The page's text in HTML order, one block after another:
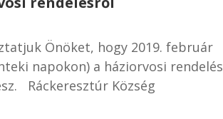
Önöket, hogy 2019. február
napokon) a háziorvosi rendelés
Ráckeresztúr Község